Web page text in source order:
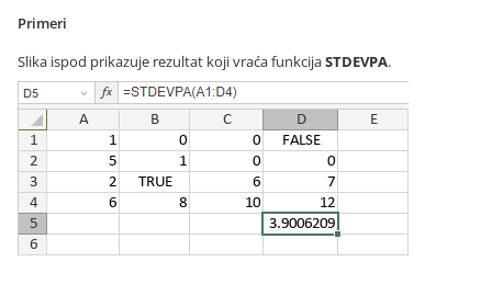
Primeri
Slika ispod prikazuje rezultat koji vraća funkcijaSTDEVPA.